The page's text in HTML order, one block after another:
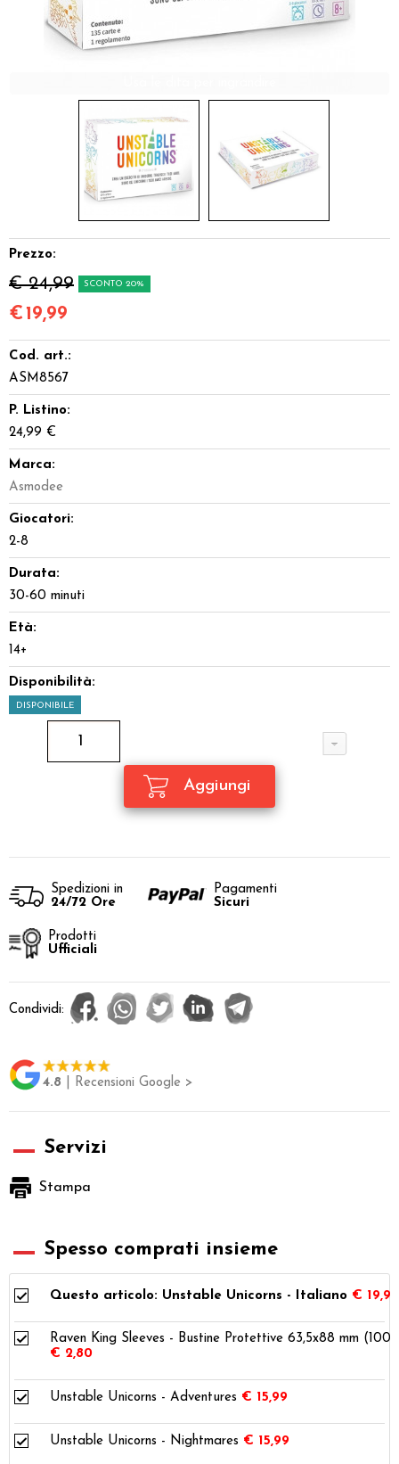
Dadi
Offerte del Dragone
Prezzo:
€ 24,99 SCONTO 20%
€ 19,99
Cod. art.:
ASM8567
P. Listino:
24,99 €
Marca:
Asmodee
Giocatori:
2-8
Durata:
30-60 minuti
Età:
14+
Disponibilità:
DISPONIBILE
Spedizioni in
24/72 Ore
Pagamenti
Sicuri
Prodotti
Ufficiali
Condividi:
4.8 | Recensioni Google >
Servizi
Stampa
Spesso comprati insieme
Questo articolo: Unstable Unicorns - Italiano € 19,99
Raven King Sleeves - Bustine Protettive 63,5x88 mm (100)
€ 2,80
Unstable Unicorns - Adventures € 15,99
Unstable Unicorns - Nightmares € 15,99